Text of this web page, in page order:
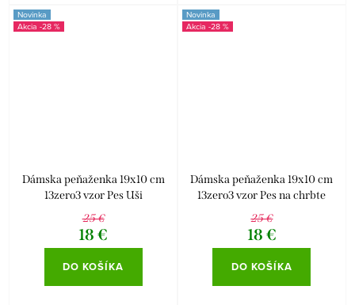
Novinka
-28 %
Dámska peňaženka 19x10 cm
13zero3 vzor Pes Uši
25 €
18 €
DO KOŠÍKA
Novinka
-28 %
Dámska peňaženka 19x10 cm
13zero3 vzor Pes na chrbte
25 €
18 €
DO KOŠÍKA